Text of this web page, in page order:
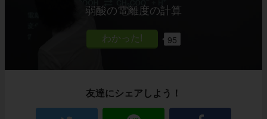
弱酸の電離度の計算
95
友達にシェアしよう！